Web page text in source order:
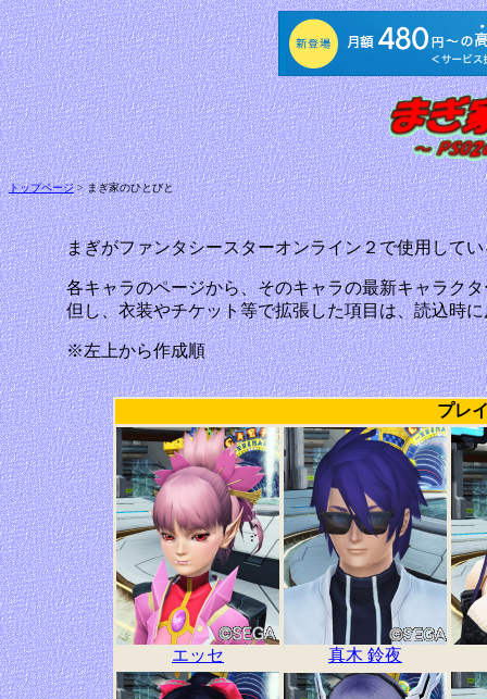
トップページ> まぎ家のひとびと
まぎがファンタシースターオンライン２で使用して
各キャラのページから、そのキャラの最新キャラク
但し、衣装やチケット等で拡張した項目は、読込時
※左上から作成順
プレ
エッセ 真木 鈴夜